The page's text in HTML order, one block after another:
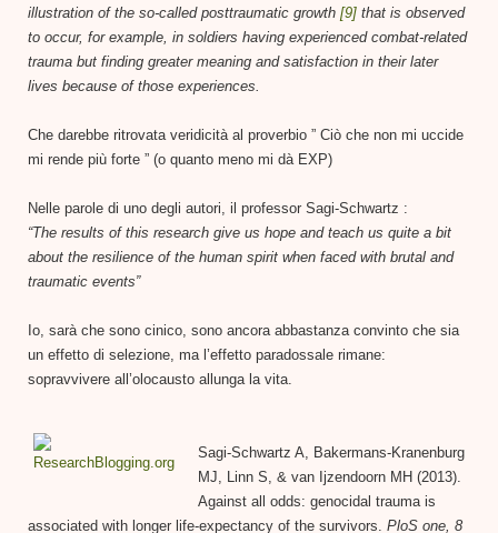
illustration of the so-called posttraumatic growth [9] that is observed
to occur, for example, in soldiers having experienced combat-related
trauma but finding greater meaning and satisfaction in their later
lives because of those experiences.
Che darebbe ritrovata veridicità al proverbio ” Ciò che non mi uccide
mi rende più forte ” (o quanto meno mi dà EXP)
Nelle parole di uno degli autori, il professor Sagi-Schwartz :
“The results of this research give us hope and teach us quite a bit
about the resilience of the human spirit when faced with brutal and
traumatic events”
Io, sarà che sono cinico, sono ancora abbastanza convinto che sia
un effetto di selezione, ma l’effetto paradossale rimane:
sopravvivere all’olocausto allunga la vita.
Sagi-Schwartz A, Bakermans-Kranenburg
MJ, Linn S, & van Ijzendoorn MH (2013).
Against all odds: genocidal trauma is
associated with longer life-expectancy of the survivors. PloS one, 8